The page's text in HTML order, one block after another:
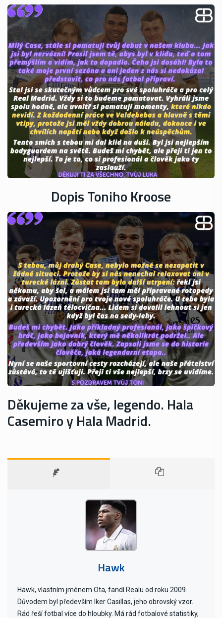
Dopis Toniho Kroose
Děkujeme za vše, legendo. Hala
Casemiro y Hala Madrid.
Hawk
Hawk, vlastním jménem Ota, fandí Realu od roku 2009.
Důvodem byl především Iker Casillas, jeho obrovský vzor.
Rád řeší fotbal více do hloubky. Má rád fotbalové statistiky,